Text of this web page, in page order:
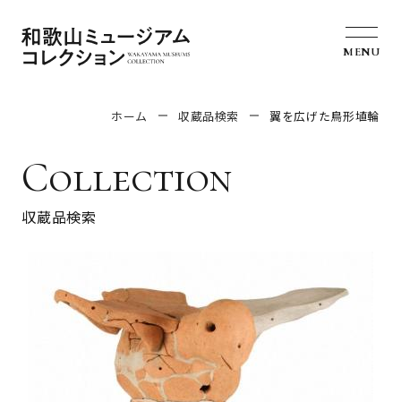
MENU
ホーム 収蔵品検索 翼を広げた鳥形埴輪
Collection
収蔵品検索